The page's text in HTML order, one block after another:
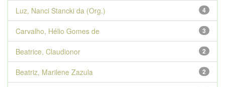
4
Luz, Nanci Stancki da (Org.)
3
Carvalho, Hélio Gomes de
2
Beatrice, Claudionor
2
Beatriz, Marilene Zazula